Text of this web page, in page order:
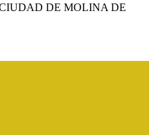
DE MOLINA DE